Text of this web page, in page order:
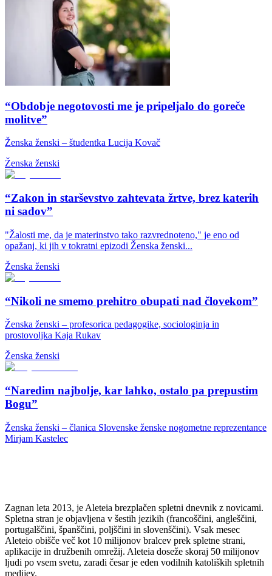
“Obdobje negotovosti me je pripeljalo do goreče
molitve”
Ženska ženski – študentka Lucija Kovač
Ženska ženski
“Zakon in starševstvo zahtevata žrtve, brez katerih
ni sadov”
"Žalosti me, da je materinstvo tako razvrednoteno," je eno od
opažanj, ki jih v tokratni epizodi Ženska ženski...
Ženska ženski
“Nikoli ne smemo prehitro obupati nad človekom”
Ženska ženski – profesorica pedagogike, sociologinja in
prostovoljka Kaja Rukav
Ženska ženski
“Naredim najbolje, kar lahko, ostalo pa prepustim
Bogu”
Ženska ženski – članica Slovenske ženske nogometne reprezentance
Mirjam Kastelec
Zagnan leta 2013, je Aleteia brezplačen spletni dnevnik z novicami.
Spletna stran je objavljena v šestih jezikih (francoščini, angleščini,
portugalščini, španščini, poljščini in slovenščini). Vsak mesec
Aleteio obišče več kot 10 milijonov bralcev prek spletne strani,
aplikacije in družbenih omrežij. Aleteia doseže skoraj 50 milijonov
ljudi po vsem svetu, zaradi česar je eden vodilnih katoliških spletnih
medijev.